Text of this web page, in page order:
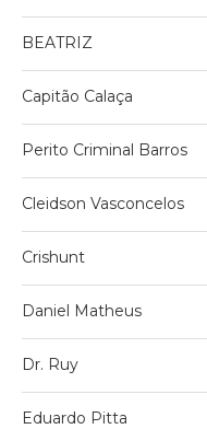
BEATRIZ
Capitão Calaça
Perito Criminal Barros
Cleidson Vasconcelos
Crishunt
Daniel Matheus
Dr. Ruy
Eduardo Pitta